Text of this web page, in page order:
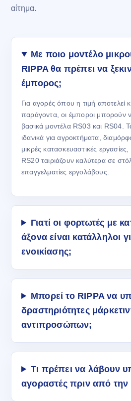
αίτημα.
Με ποιο μοντέλο
RIPPA θα πρέπει να
έμπορος;
Για αγορές όπου η τιμή αποτελεί
παράγοντα, οι έμποροι μπορούν
βασικά μοντέλα RS03 και RS04.
ιδανικά για αγροκτήματα,
μικρές κατασκευαστικές
RS20 ταιριάζουν καλύτερα σε
επαγγελματίες εργολάβους.
Γιατί οι φορτωτές με
άξονα είναι κατάλληλοι
ενοικίασης;
Μπορεί το RIPPA να
δραστηριότητες
αντιπροσώπων;
Τι πρέπει να λάβουν
αγοραστές πριν από την